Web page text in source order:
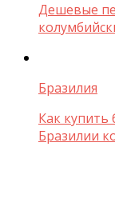
Дешевые
Бразилия
Как купить
Бразилии